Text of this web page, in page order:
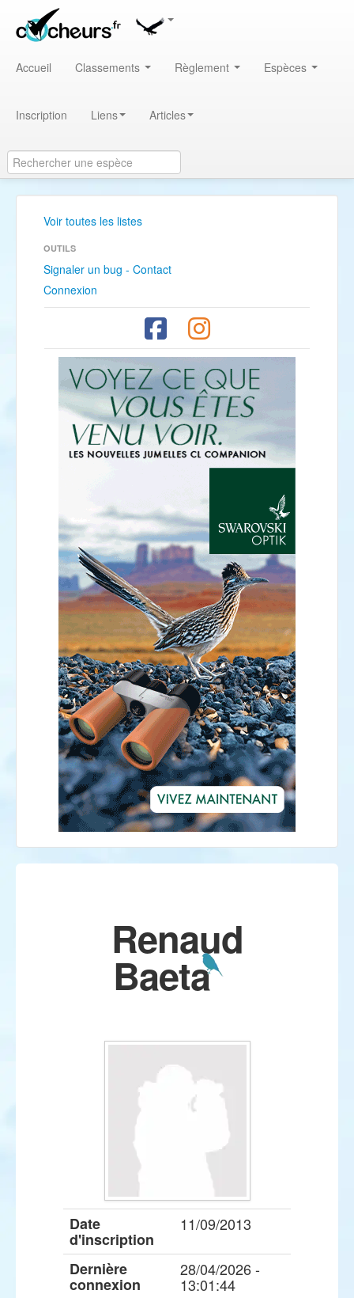
Accueil Classements Règlement Espèces
Inscription Liens Articles
Voir toutes les listes
OUTILS
Signaler un bug - Contact
Connexion
Renaud
Baeta
Date
d'inscription
11/09/2013
Dernière
connexion
28/04/2026 -
13:01:44